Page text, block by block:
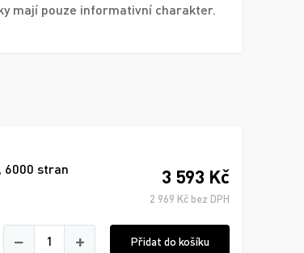
mají pouze informativní charakter.
6000 stran 3 593 Kč
2 969 Kč bez DPH
− + Přidat do košíku